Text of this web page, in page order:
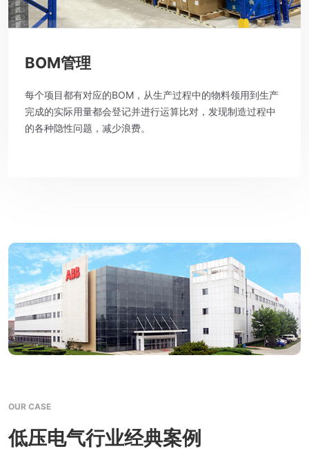
BOM管理
每个项目都有对应的BOM，从生产过程中的物料领用到生产
完成的实际用量都会登记并进行运算比对，发现制造过程中
的各种隐性问题，减少浪费。
OUR CASE
低压电气行业经典案例